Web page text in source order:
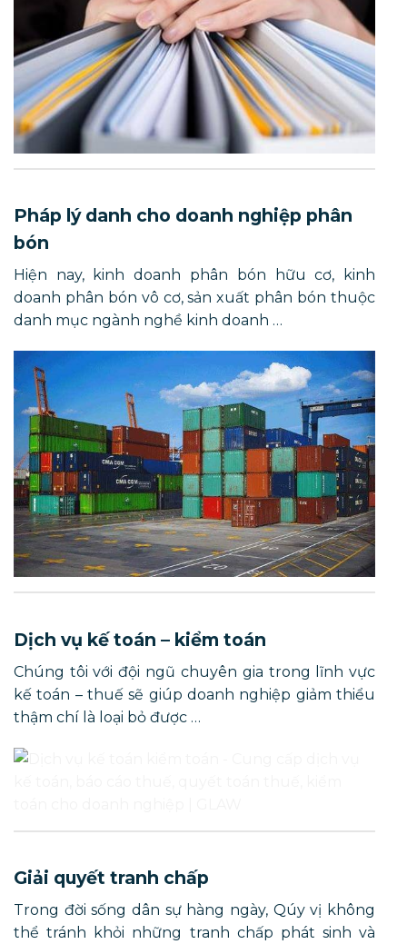
Pháp lý danh cho doanh nghiệp phân
bón
Hiện nay, kinh doanh phân bón hữu cơ, kinh
doanh phân bón vô cơ, sản xuất phân bón thuộc
danh mục ngành nghề kinh doanh …
Dịch vụ kế toán – kiểm toán
Chúng tôi với đội ngũ chuyên gia trong lĩnh vực
kế toán – thuế sẽ giúp doanh nghiệp giảm thiểu
thậm chí là loại bỏ được …
Giải quyết tranh chấp
Trong đời sống dân sự hàng ngày, Qúy vị không
thể tránh khỏi những tranh chấp phát sinh và